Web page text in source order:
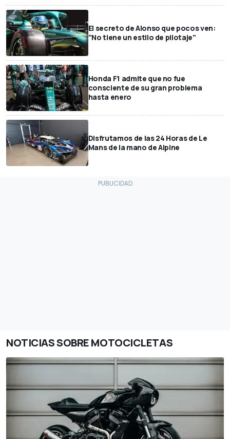
El secreto de Alonso que pocos ven:
"No tiene un estilo de pilotaje"
Honda F1 admite que no fue
consciente de su gran problema
hasta enero
Disfrutamos de las 24 Horas de Le
Mans de la mano de Alpine
NOTICIAS SOBRE MOTOCICLETAS